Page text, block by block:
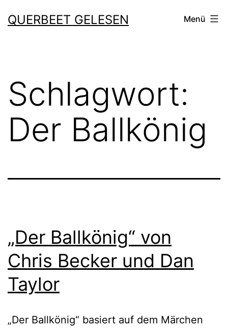
Inhalt
QUERBEET GELESEN Menü
Schlagwort:
Der Ballkönig
„Der Ballkönig“ von
Chris Becker und Dan
Taylor
„Der Ballkönig“ basiert auf dem Märchen